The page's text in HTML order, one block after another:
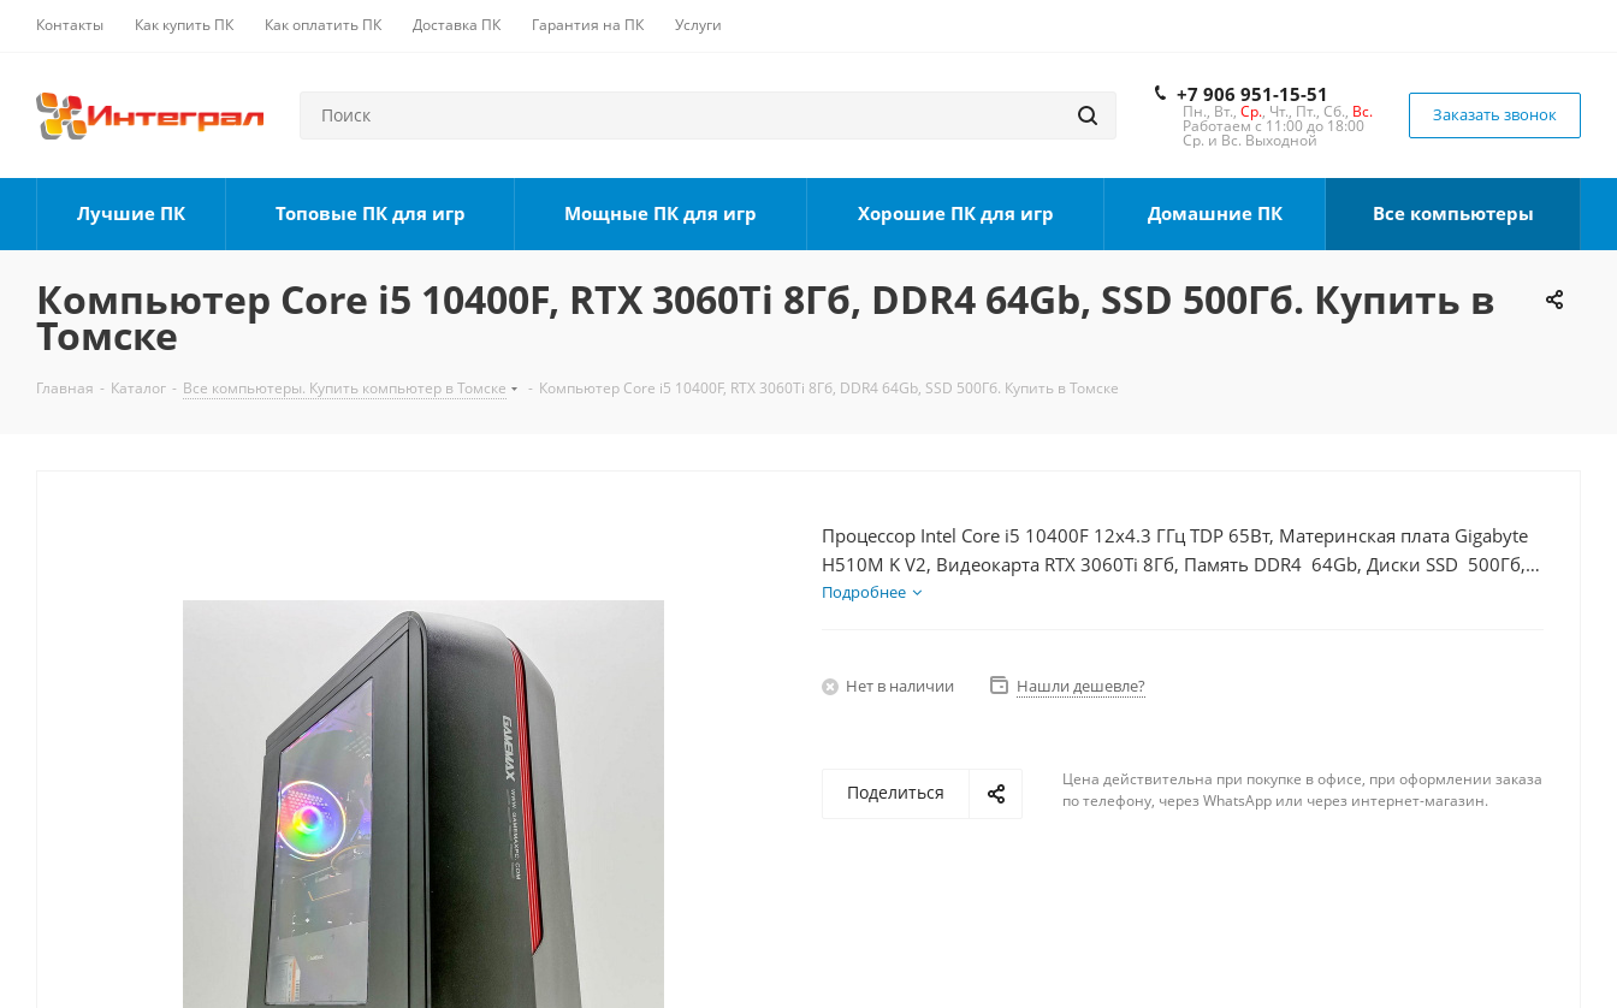
Контакты Как купить ПК Как оплатить ПК Доставка ПК Гарантия на ПК Услуги
+7 906 951-15-51
Пн., Вт., Ср., Чт., Пт., Сб., Вс.
Работаем с 11:00 до 18:00
Ср. и Вс. Выходной
Заказать звонок
Лучшие ПК Топовые ПК для игр Мощные ПК для игр Хорошие ПК для игр Домашние ПК Все компьютеры
Компьютер Core i5 10400F, RTX 3060Ti 8Гб, DDR4 64Gb, SSD 500Гб. Купить в
Томске
Главная - Каталог - Все компьютеры. Купить компьютер в Томске - Компьютер Core i5 10400F, RTX 3060Ti 8Гб, DDR4 64Gb, SSD 500Гб. Купить в Томске
Процессор Intel Core i5 10400F 12x4.3 ГГц TDP 65Вт, Материнская плата Gigabyte
H510M K V2, Видеокарта RTX 3060Ti 8Гб, Память DDR4 64Gb, Диски SSD 500Гб,
БП 600Вт
Подробнее
Нет в наличии Нашли дешевле?
Поделиться
Цена действительна при покупке в офисе, при оформлении заказа
по телефону, через WhatsApp или через интернет-магазин.